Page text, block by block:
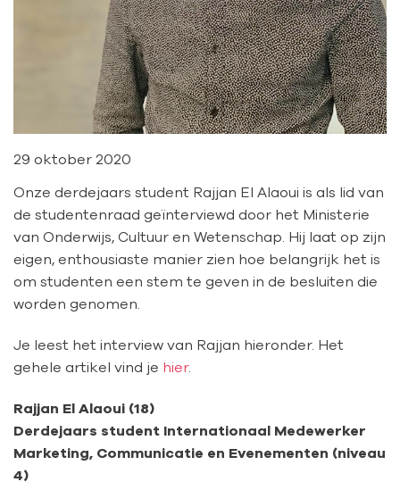
29 oktober 2020
Onze derdejaars student Rajjan El Alaoui is als lid van
de studentenraad geïnterviewd door het Ministerie
van Onderwijs, Cultuur en Wetenschap. Hij laat op zijn
eigen, enthousiaste manier zien hoe belangrijk het is
om studenten een stem te geven in de besluiten die
worden genomen.
Je leest het interview van Rajjan hieronder. Het
gehele artikel vind je hier.
Rajjan El Alaoui (18)
Derdejaars student Internationaal Medewerker
Marketing, Communicatie en Evenementen (niveau
4)